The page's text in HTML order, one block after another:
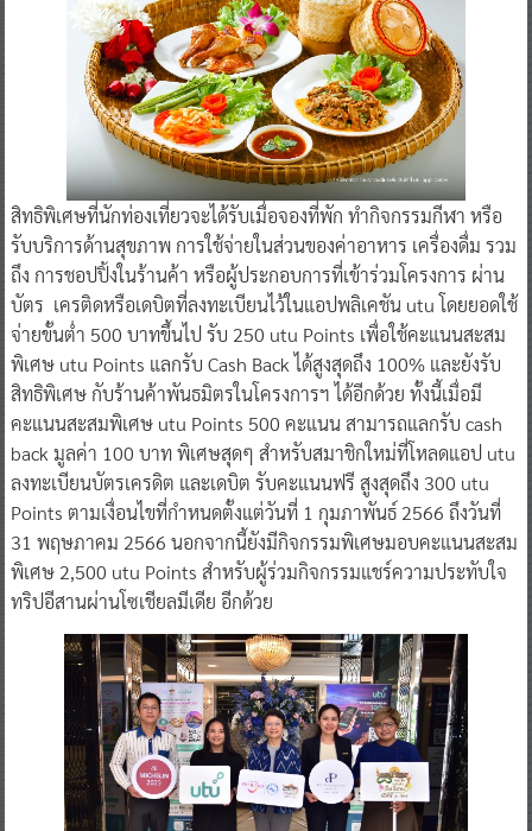
สิทธิพิเศษที่นักท่องเที่ยวจะได้รับเมื่อจองที่พัก ทำกิจกรรมกีฬา หรือ
รับบริการด้านสุขภาพ การใช้จ่ายในส่วนของค่าอาหาร เครื่องดื่ม รวม
ถึง การชอปปิ้งในร้านค้า หรือผู้ประกอบการที่เข้าร่วมโครงการ ผ่าน
บัตร เครติดหรือเดบิตที่ลงทะเบียนไว้ในแอปพลิเคชัน utu โดยยอดใช้
จ่ายขั้นต่ำ 500 บาทขึ้นไป รับ 250 utu Points เพื่อใช้คะแนนสะสม
พิเศษ utu Points แลกรับ Cash Back ได้สูงสุดถึง 100% และยังรับ
สิทธิพิเศษ กับร้านค้าพันธมิตรในโครงการฯ ได้อีกด้วย ทั้งนี้เมื่อมี
คะแนนสะสมพิเศษ utu Points 500 คะแนน สามารถแลกรับ cash
back มูลค่า 100 บาท พิเศษสุดๆ สำหรับสมาชิกใหม่ที่โหลดแอป utu
ลงทะเบียนบัตรเครดิต และเดบิต รับคะแนนฟรี สูงสุดถึง 300 utu
Points ตามเงื่อนไขที่กำหนดตั้งแต่วันที่ 1 กุมภาพันธ์ 2566 ถึงวันที่
31 พฤษภาคม 2566 นอกจากนี้ยังมีกิจกรรมพิเศษมอบคะแนนสะสม
พิเศษ 2,500 utu Points สำหรับผู้ร่วมกิจกรรมแชร์ความประทับใจ
ทริปอีสานผ่านโซเชียลมีเดีย อีกด้วย